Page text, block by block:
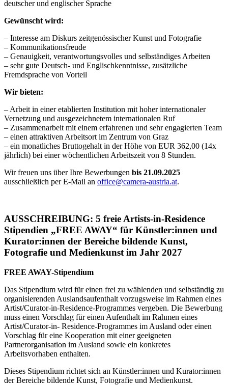
deutscher und englischer Sprache
Gewünscht wird:
– Interesse am Diskurs zeitgenössischer Kunst und Fotografie
– Kommunikationsfreude
– Genauigkeit, verantwortungsvolles und selbständiges Arbeiten
– sehr gute Deutsch- und Englischkenntnisse, zusätzliche
Fremdsprache von Vorteil
Wir bieten:
– Arbeit in einer etablierten Institution mit hoher internationaler
Vernetzung und ausgezeichnetem internationalen Ruf
– Zusammenarbeit mit einem erfahrenen und sehr engagierten Team
– einen attraktiven Arbeitsort im Zentrum von Graz
– ein monatliches Bruttogehalt in der Höhe von EUR 362,00 (14x
jährlich) bei einer wöchentlichen Arbeitszeit von 8 Stunden.
Wir freuen uns über Ihre Bewerbungen bis 21.09.2025
ausschließlich per E-Mail an office@camera-austria.at.
AUSSCHREIBUNG: 5 freie Artists-in-Residence
Stipendien „FREE AWAY“ für Künstler:innen und
Kurator:innen der Bereiche bildende Kunst,
Fotografie und Medienkunst im Jahr 2027
FREE AWAY-Stipendium
Das Stipendium wird für einen frei zu wählenden und selbständig zu
organisierenden Auslandsaufenthalt vorzugsweise im Rahmen eines
Artist/Curator-in-Residence-Programmes vergeben. Die Bewerbung
muss einen Vorschlag für einen Aufenthalt im Rahmen eines
Artist/Curator-in- Residence-Programmes im Ausland oder einen
Vorschlag für eine Kooperation mit einer geeigneten
Partnerorganisation im Ausland sowie ein konkretes
Arbeitsvorhaben enthalten.
Dieses Stipendium richtet sich an Künstler:innen und Kurator:innen
der Bereiche bildende Kunst, Fotografie und Medienkunst.